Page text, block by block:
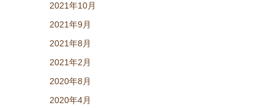
2021年10月
2021年9月
2021年8月
2021年2月
2020年8月
2020年4月